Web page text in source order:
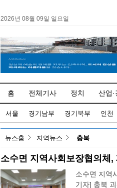
2026년 08월 09일 일요일
홈 전체기사 정치 산업
서울 경기남부 경기북부 인천
뉴스홈 지역뉴스 충북
소수면 지역사회보장협의체
소수면 지역
기자] 충북